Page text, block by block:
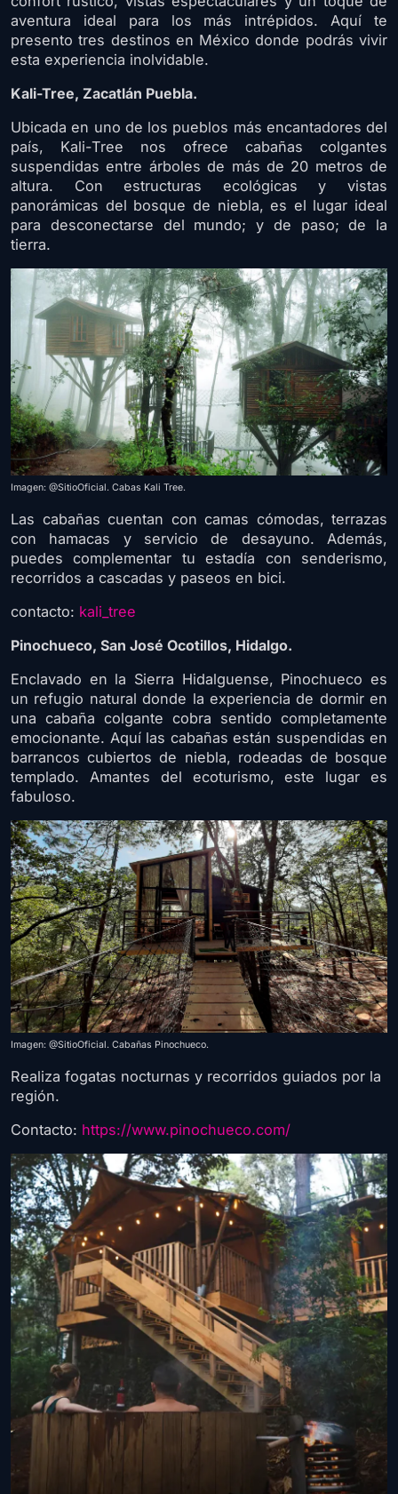
aventura ideal para los más intrépidos. Aquí te
presento tres destinos en México donde podrás vivir
esta experiencia inolvidable.
Kali-Tree, Zacatlán Puebla.
Ubicada en uno de los pueblos más encantadores del
país, Kali-Tree nos ofrece cabañas colgantes
suspendidas entre árboles de más de 20 metros de
altura. Con estructuras ecológicas y vistas
panorámicas del bosque de niebla, es el lugar ideal
para desconectarse del mundo; y de paso; de la
tierra.
Imagen: @SitioOficial. Cabas Kali Tree.
Las cabañas cuentan con camas cómodas, terrazas
con hamacas y servicio de desayuno. Además,
puedes complementar tu estadía con senderismo,
recorridos a cascadas y paseos en bici.
contacto: kali_tree
Pinochueco, San José Ocotillos, Hidalgo.
Enclavado en la Sierra Hidalguense, Pinochueco es
un refugio natural donde la experiencia de dormir en
una cabaña colgante cobra sentido completamente
emocionante. Aquí las cabañas están suspendidas en
barrancos cubiertos de niebla, rodeadas de bosque
templado. Amantes del ecoturismo, este lugar es
fabuloso.
Imagen: @SitioOficial. Cabañas Pinochueco.
Realiza fogatas nocturnas y recorridos guiados por la
región.
Contacto: https://www.pinochueco.com/